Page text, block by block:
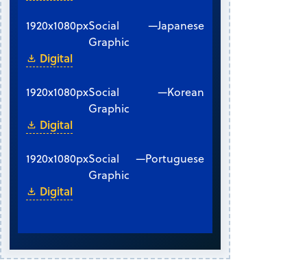
1920x1080pxSocial
Graphic
—Japanese
Digital
1920x1080pxSocial
Graphic
—Korean
Digital
1920x1080pxSocial
Graphic
—Portuguese
Digital